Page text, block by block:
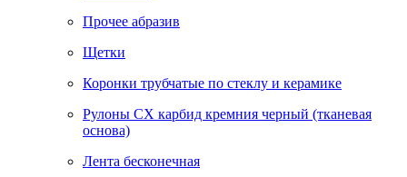
Прочее абразив
Щетки
Коронки трубчатые по стеклу и керамике
Рулоны CX карбид кремния черный (тканевая
основа)
Лента бесконечная